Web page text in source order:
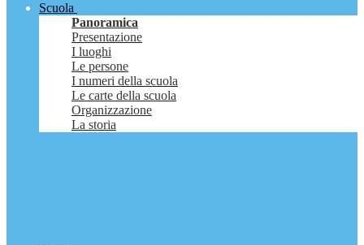
Scuola
Panoramica
Presentazione
I luoghi
Le persone
I numeri della scuola
Le carte della scuola
Organizzazione
La storia